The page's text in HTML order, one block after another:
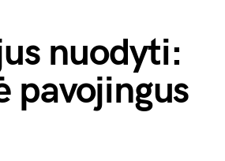
nuodyti:
pavojingus